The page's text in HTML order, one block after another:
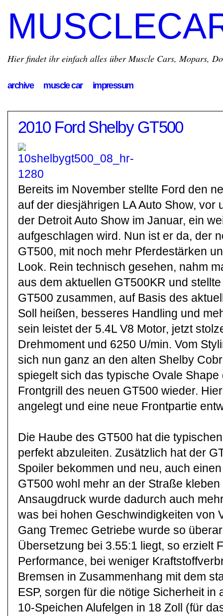
Hier findet ihr einfach alles über Muscle Cars, Mopars,
archive muscle car impressum
2010 Ford Shelby GT500
Bereits im November stellte Ford den
auf der diesjährigen LA Auto Show, vor
der Detroit Auto Show im Januar, ein
aufgeschlagen wird. Nun ist er da, der
GT500, mit noch mehr Pferdestärken
Look. Rein technisch gesehen, nahm
aus dem aktuellen GT500KR und
GT500 zusammen, auf Basis des
Soll heißen, besseres Handling und
sein leistet der 5.4L V8 Motor, jetzt
Drehmoment und 6250 U/min. Vom
sich nun ganz an den alten Shelby
spiegelt sich das typische Ovale Shape
Frontgrill des neuen GT500 wieder.
angelegt und eine neue Frontpartie
Die Haube des GT500 hat die
perfekt abzuleiten. Zusätzlich hat der
Spoiler bekommen und neu, auch
GT500 wohl mehr an der Straße
Ansaugdruck wurde dadurch auch
was bei hohen Geschwindigkeiten von
Gang Tremec Getriebe wurde so
Übersetzung bei 3.55:1 liegt, so erzielt
Performance, bei weniger
Bremsen in Zusammenhang mit dem
ESP, sorgen für die nötige Sicherheit in
10-Speichen Alufelgen in 18 Zoll (für